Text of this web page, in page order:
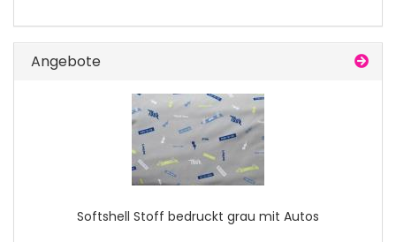
Angebote
Softshell Stoff bedruckt grau mit Autos